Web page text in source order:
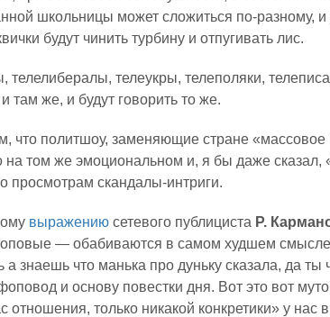
школьницы может сложиться по-разному, и
будут чинить турбину и отпугивать лис.
телелибералы, телеукры, телеполяки,
там же, и будут говорить то же.
что политшоу, заменяющие стране «массовое
на том же эмоциональном и, я бы даже сказал,
просмотрам скандалы-интриги.
выражению сетевого публициста Р.
— обабиваются в самом худшем смысле
знаешь что манька про дуньку сказала, да ты
и основу повестки дня. Вот это вот
отношения, только никакой конкретики» у нас